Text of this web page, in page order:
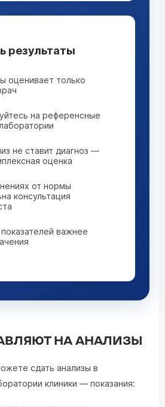
результаты
оценивает только
на референсные
не ставит диагноз —
оценка
от нормы
консультация
важнее
НА АНАЛИЗЫ
сдать анализы в
клиники — показания: